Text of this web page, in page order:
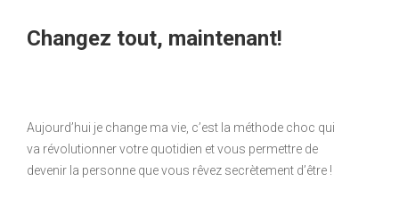
Changez tout, maintenant!
Aujourd’hui je change ma vie, c’est la méthode choc qui
va révolutionner votre quotidien et vous permettre de
devenir la personne que vous rêvez secrètement d’être !